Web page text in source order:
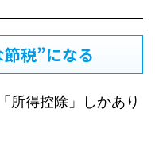
税”になる
所得控除」しかあり